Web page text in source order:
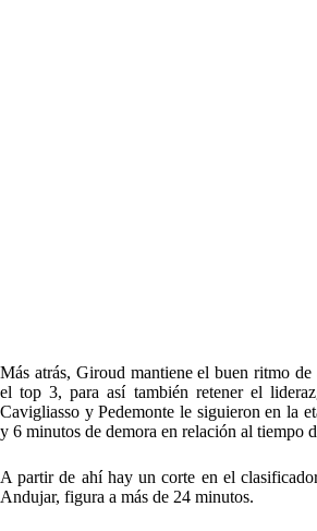
Más atrás, Giroud mantiene el buen ritmo de
el top 3, para así también retener el
Cavigliasso y Pedemonte le siguieron en la
y 6 minutos de demora en relación al tiempo
A partir de ahí hay un corte en el
Andujar, figura a más de 24 minutos.